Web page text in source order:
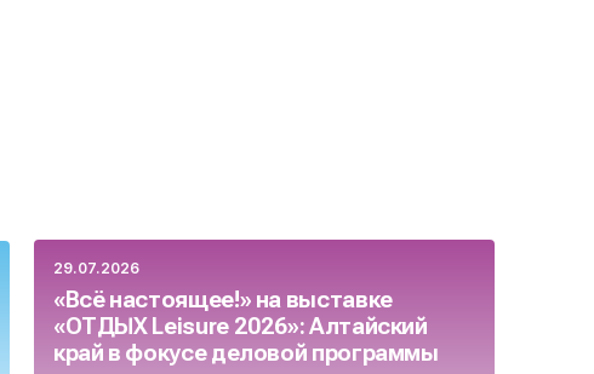
29.07.2026
«Всё настоящее!» на выставке
«ОТДЫХ Leisure 2026»: Алтайский
край в фокусе деловой программы